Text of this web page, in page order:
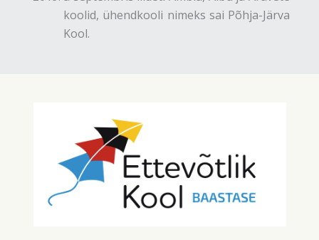
koolid, ühendkooli nimeks sai Põhja-Järva
Kool.